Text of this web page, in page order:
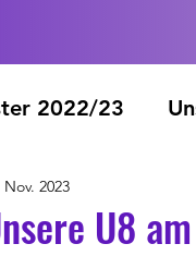
2022/23
U8
Nov. 2023